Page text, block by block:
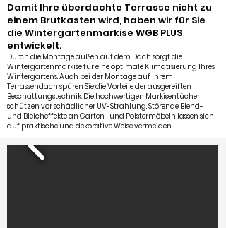
Damit Ihre überdachte Terrasse nicht zu
einem Brutkasten wird, haben wir für Sie
die Wintergartenmarkise WGB PLUS
entwickelt.
Durch die Montage außen auf dem Dach sorgt die
Wintergartenmarkise für eine optimale Klimatisierung Ihres
Wintergartens. Auch bei der Montage auf Ihrem
Terrassendach spüren Sie die Vorteile der ausgereiften
Beschattungstechnik. Die hochwertigen Markisentücher
schützen vor schädlicher UV-Strahlung. Störende Blend-
und Bleicheffekte an Garten- und Polstermöbeln lassen sich
auf praktische und dekorative Weise vermeiden.